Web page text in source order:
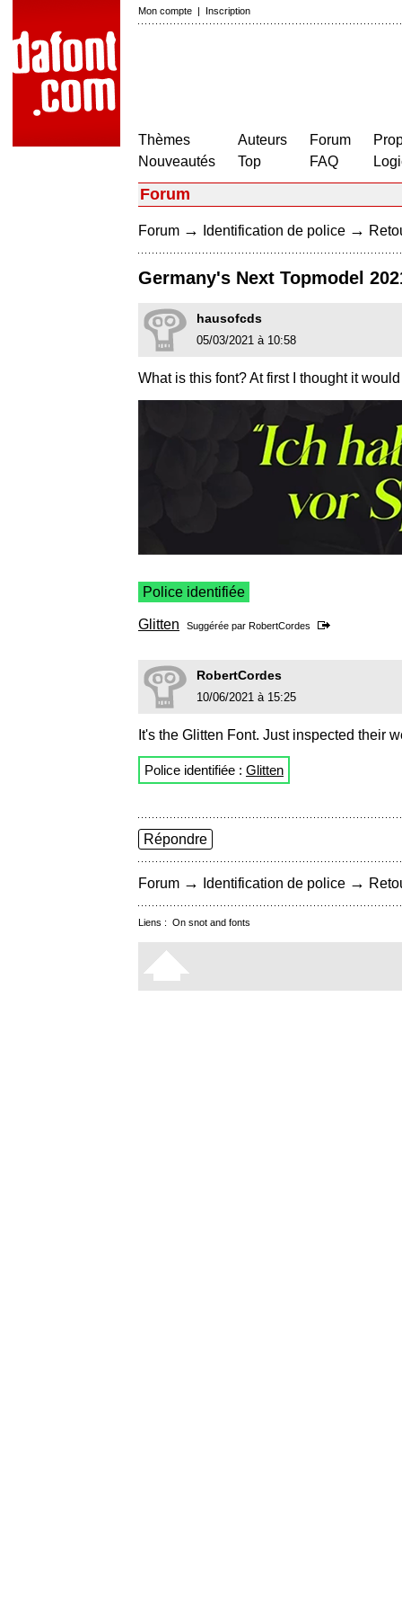
Mon compte | Inscription
Thèmes
Nouveautés
Auteurs
Top
Forum
FAQ
Forum
Forum → Identification de police →
Germany's Next Topmodel
hausofcds
05/03/2021 à 10:58
What is this font? At first I thought it
Police identifiée
Glitten Suggérée par RobertCordes
RobertCordes
10/06/2021 à 15:25
It's the Glitten Font. Just inspected their
Police identifiée : Glitten
Répondre
Forum → Identification de police →
Liens : On snot and fonts